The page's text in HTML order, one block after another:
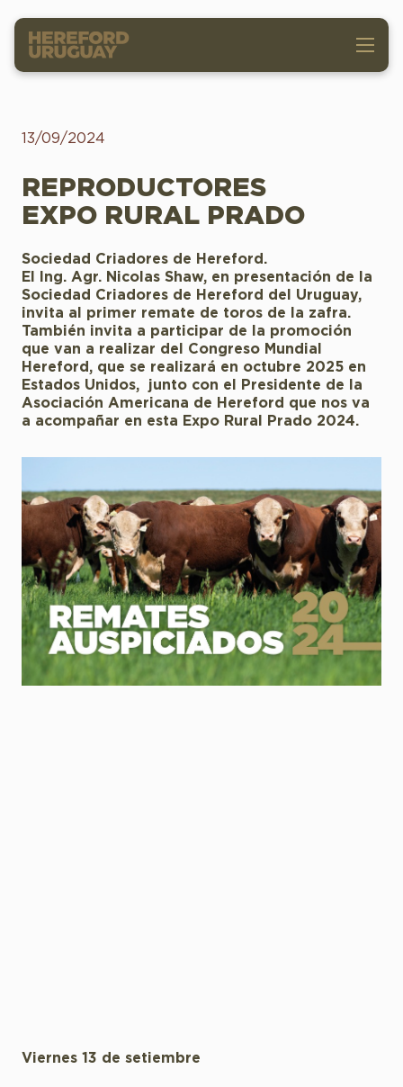
13/09/2024
REPRODUCTORES
EXPO RURAL PRADO
Sociedad Criadores de Hereford.
El Ing. Agr. Nicolas Shaw, en presentación de la
Sociedad Criadores de Hereford del Uruguay,
invita al primer remate de toros de la zafra.
También invita a participar de la promoción
que van a realizar del Congreso Mundial
Hereford, que se realizará en octubre 2025 en
Estados Unidos, junto con el Presidente de la
Asociación Americana de Hereford que nos va
a acompañar en esta Expo Rural Prado 2024.
Viernes 13 de setiembre